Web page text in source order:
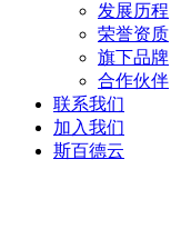
发展历程
荣誉资质
旗下品牌
合作伙伴
联系我们
加入我们
斯百德云